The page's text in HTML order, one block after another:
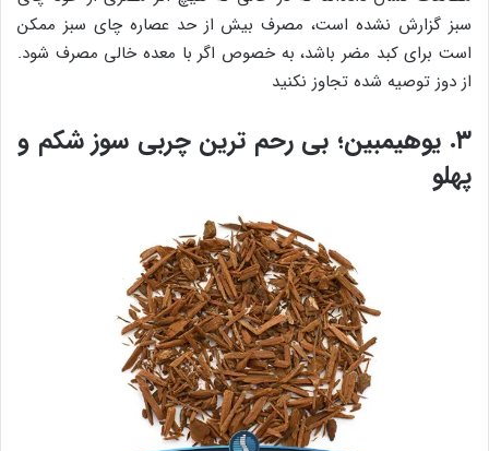
سبز گزارش نشده است، مصرف بیش از حد عصاره چای سبز ممکن
است برای کبد مضر باشد، به خصوص اگر با معده خالی مصرف شود.
از دوز توصیه شده تجاوز نکنید
۳. یوهیمبین؛ بی رحم ترین چربی سوز شکم و
پهلو